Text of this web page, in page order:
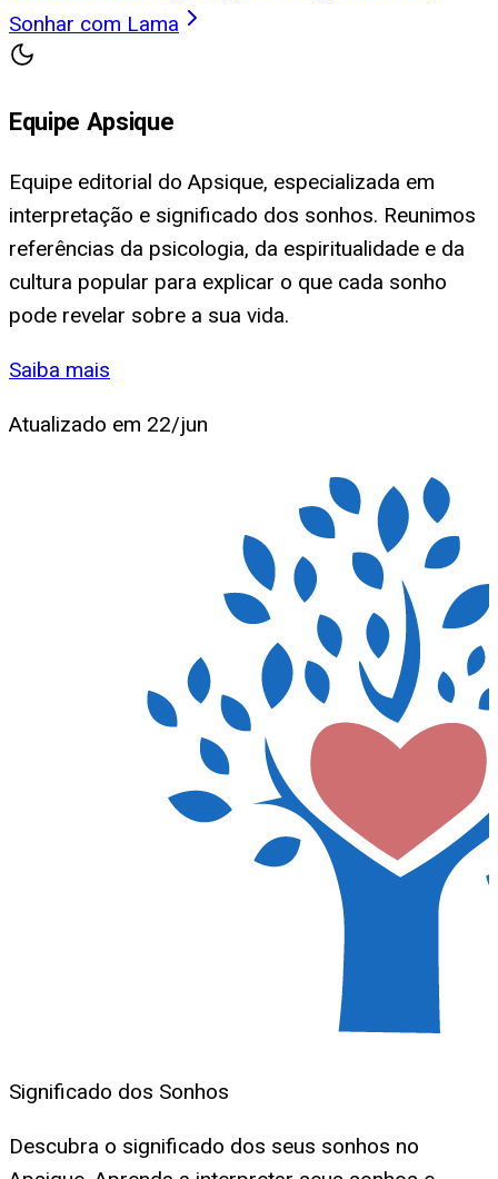
Sonhar com Lama
Equipe Apsique
Equipe editorial do Apsique, especializada em
interpretação e significado dos sonhos. Reunimos
referências da psicologia, da espiritualidade e da
cultura popular para explicar o que cada sonho
pode revelar sobre a sua vida.
Saiba mais
Atualizado em 22/jun
Significado dos Sonhos
Descubra o significado dos seus sonhos no